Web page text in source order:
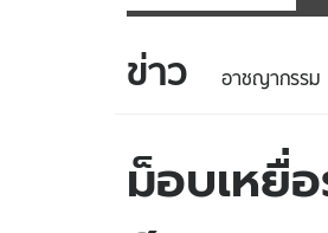
ข่าว
ข่าวบันเทิง
ข่าว อาชญากรรม
ม็อบเหยื่